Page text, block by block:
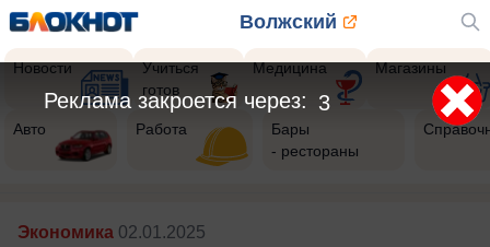
Волжский
Новости
Учиться
готов
Медицина Магазины
Авто Работа
Бары
- рестораны
Экономика 02.01.2025